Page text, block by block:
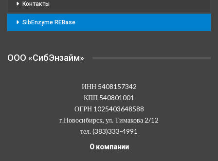
Контакты
SibEnzyme REBase
OOO «СибЭнзайм»
ИНН 5408157342
КПП 540801001
ОГРН 1025403648588
г.Новосибирск, ул. Тимакова 2/12
тел. (383)333-4991
О компании